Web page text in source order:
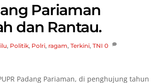
Pariaman
dan Rantau.
, Politik, Polri, ragam, Terkini, TNI 0
Padang Pariaman, di penghujung tahun